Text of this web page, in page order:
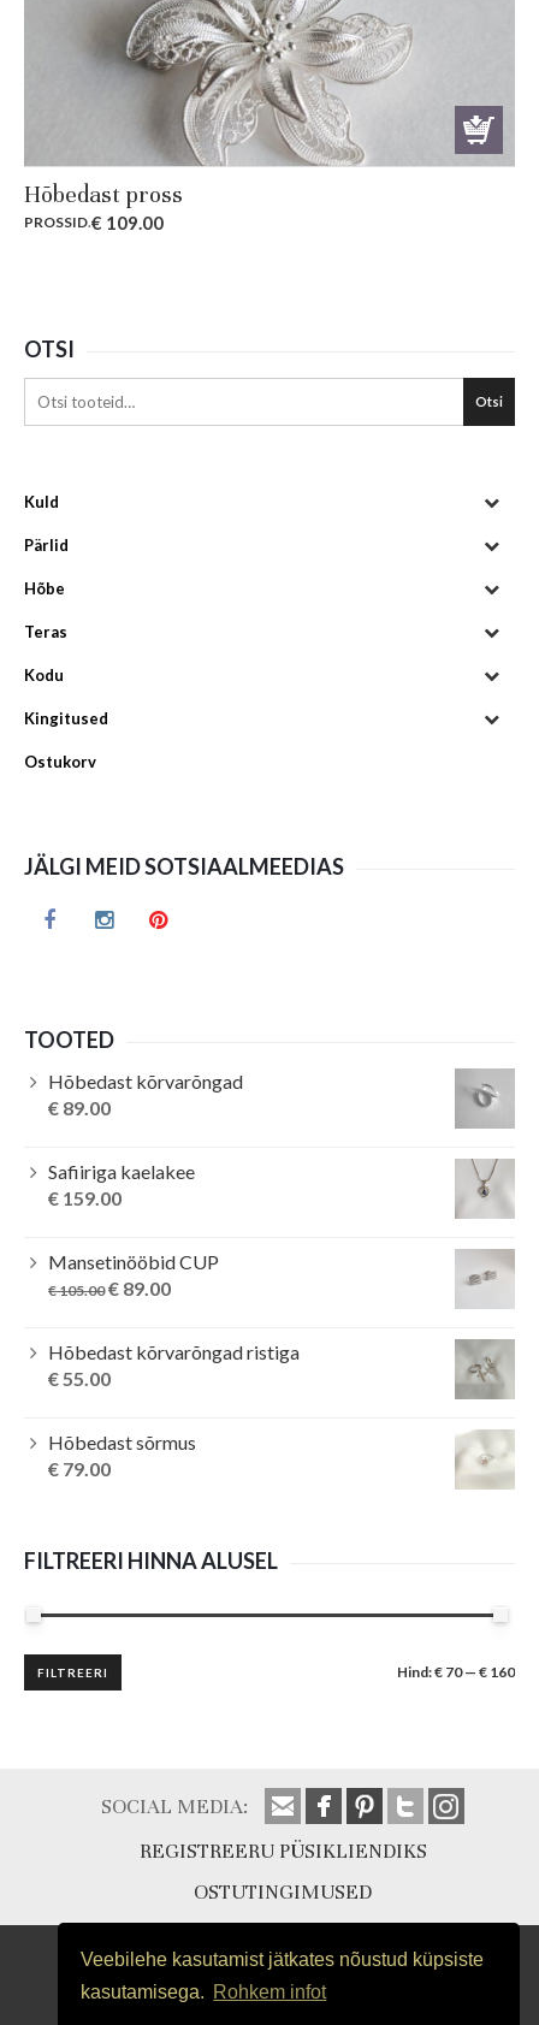
Veebilehe kasutamist jätkates nõustud küpsiste
kasutamisega. Rohkem infot
Hõbedast pross
PROSSID.€ 109.00
OTSI
Otsi
Kuld
Pärlid
Hõbe
Teras
Kodu
Kingitused
Ostukorv
JÄLGI MEID SOTSIAALMEEDIAS
TOOTED
Hõbedast kõrvarõngad
€ 89.00
Safiiriga kaelakee
€ 159.00
Mansetinööbid CUP
€105.00 Original
€ 105.00.
€ 89.00Current
€ 89.00.
Hõbedast kõrvarõngad ristiga
€55.00
Hõbedast sõrmus
€ 79.00
FILTREERI HINNA ALUSEL
Minimaalne
hind
Maksimaalne
hind
FILTREERI Hind:€ 70— € 160
SOCIAL MEDIA:
REGISTREERU PÜSIKLIENDIKS
OSTUTINGIMUSED